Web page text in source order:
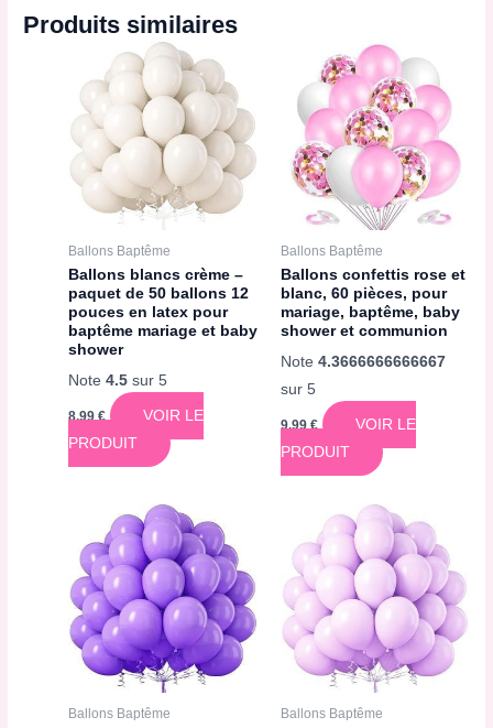
Produits similaires
Ballons Baptême
Ballons blancs crème –
paquet de 50 ballons 12
pouces en latex pour
baptême mariage et baby
shower
Note4.5 sur 5
8,99€
VOIR LE
PRODUIT
Ballons Baptême
Ballons confettis rose et
blanc, 60 pièces, pour
mariage, baptême, baby
shower et communion
Note 4.3666666666667
sur 5
9,99 €
VOIR LE
PRODUIT
Ballons Baptême Ballons Baptême